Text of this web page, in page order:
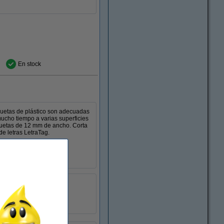
En stock
de plástico son adecuadas
tiempo a varias superficies
de 12 mm de ancho. Corta
letras LetraTag.